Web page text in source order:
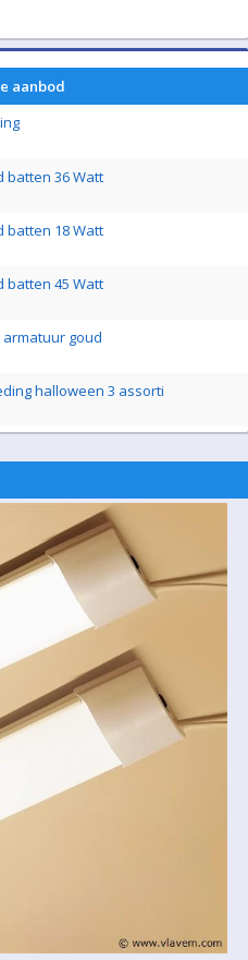
aanbod
batten 36 Watt
batten 18 Watt
batten 45 Watt
armatuur goud
halloween 3 assorti